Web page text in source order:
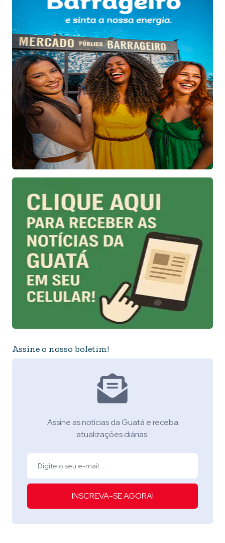
Assine o nosso boletim!
Assine as notícias da Guatá e receba
atualizações diárias.
INSCREVA-SE AGORA!